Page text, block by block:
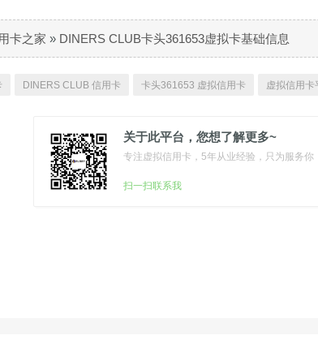
卡之家 » DINERS CLUB卡头361653虚拟卡基础信息
DINERS CLUB 信用卡 卡头361653 虚拟信用卡 虚拟信用卡
关于此平台，您想了解更多~
专注虚拟信用卡，5年从业经验，只为服务你
扫一扫联系我